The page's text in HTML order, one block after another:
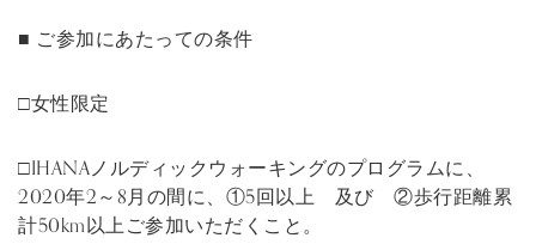
■ ご参加にあたっての条件
□女性限定
□IHANAノルディックウォーキングのプログラムに、
2020年2～8月の間に、①5回以上 及び ②歩行距離累
計50km以上ご参加いただくこと。